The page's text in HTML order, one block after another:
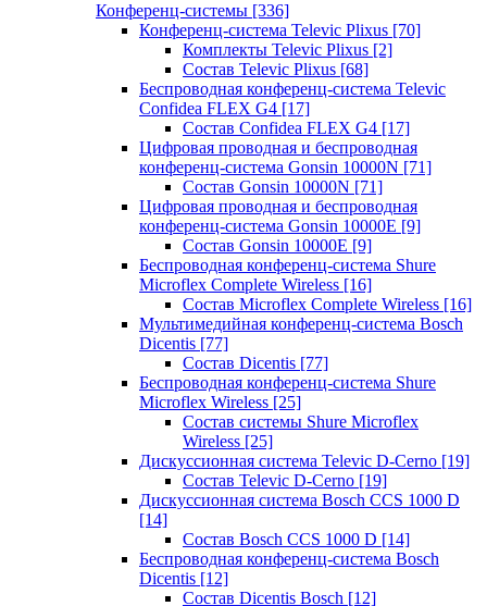
Конференц-системы [336]
Конференц-система Televic Plixus [70]
Комплекты Televic Plixus [2]
Состав Televic Plixus [68]
Беспроводная конференц-система Televic
Confidea FLEX G4 [17]
Состав Confidea FLEX G4 [17]
Цифровая проводная и беспроводная
конференц-система Gonsin 10000N [71]
Состав Gonsin 10000N [71]
Цифровая проводная и беспроводная
конференц-система Gonsin 10000E [9]
Состав Gonsin 10000E [9]
Беспроводная конференц-система Shure
Microflex Complete Wireless [16]
Состав Microflex Complete Wireless [16]
Мультимедийная конференц-система Bosch
Dicentis [77]
Состав Dicentis [77]
Беспроводная конференц-система Shure
Microflex Wireless [25]
Состав системы Shure Microflex
Wireless [25]
Дискуссионная система Televic D-Cerno [19]
Состав Televic D-Cerno [19]
Дискуссионная система Bosch CCS 1000 D
[14]
Состав Bosch CCS 1000 D [14]
Беспроводная конференц-система Bosch
Dicentis [12]
Состав Dicentis Bosch [12]